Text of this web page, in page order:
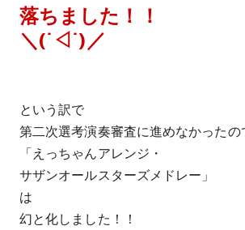
落ちました！！
＼(˙◁˙)／
という訳で
第二次選考演奏審査に進めなかったの
「えっちゃんアレンジ・
サザンオールスターズメドレー」
は
幻と化しました！！